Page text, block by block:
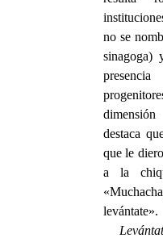
no se
sinagoga)
destaca
que le
a la
levántate».